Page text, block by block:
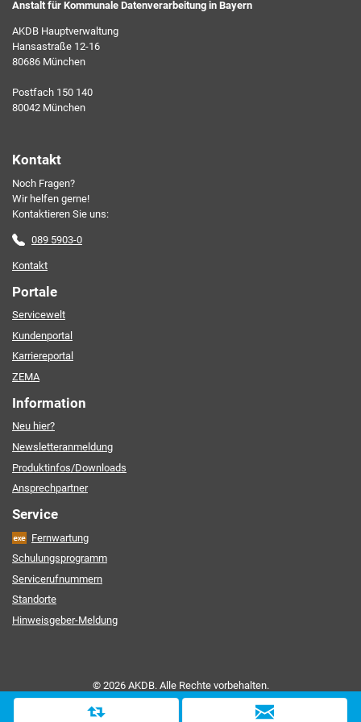
einverstanden. Detaillierte Informationen zur Verarbeitung
Anstalt für Kommunale Datenverarbeitung in Bayern
AKDB Hauptverwaltung
Hansastraße 12-16
80686 München
Postfach 150 140
80042 München
Kontakt
Noch Fragen?
Wir helfen gerne!
Kontaktieren Sie uns:
089 5903-0
Kontakt
Portale
Servicewelt
Kundenportal
Karriereportal
ZEMA
Information
Neu hier?
Newsletteranmeldung
Produktinfos/Downloads
Ansprechpartner
Service
Fernwartung
Schulungsprogramm
Servicerufnummern
Standorte
Hinweisgeber-Meldung
© 2026 AKDB. Alle Rechte vorbehalten.
Kontakt | Impressum | Datenschutz | Barrierefreiheit | Sitemap